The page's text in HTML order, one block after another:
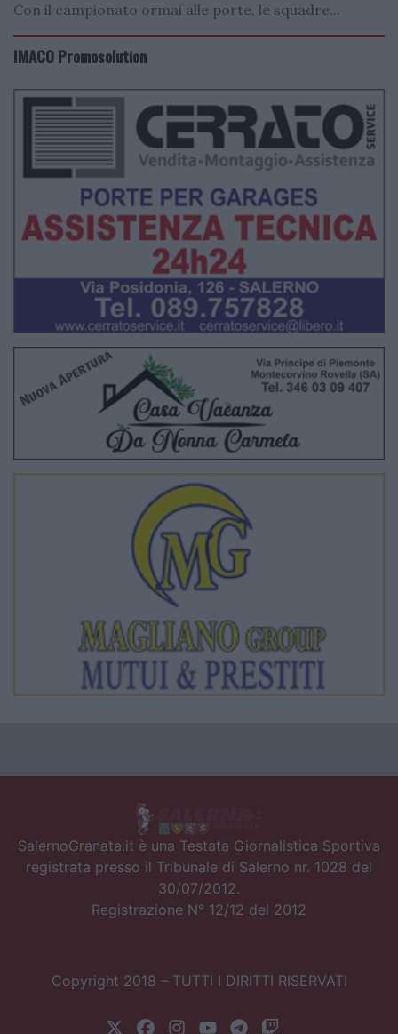
Con il campionato ormai alle porte, le squadre...
IMACO Promosolution
SalernoGranata.it è una Testata Giornalistica Sportiva
registrata presso il Tribunale di Salerno nr. 1028 del
30/07/2012.
Registrazione N° 12/12 del 2012
Copyright 2018 – TUTTI I DIRITTI RISERVATI